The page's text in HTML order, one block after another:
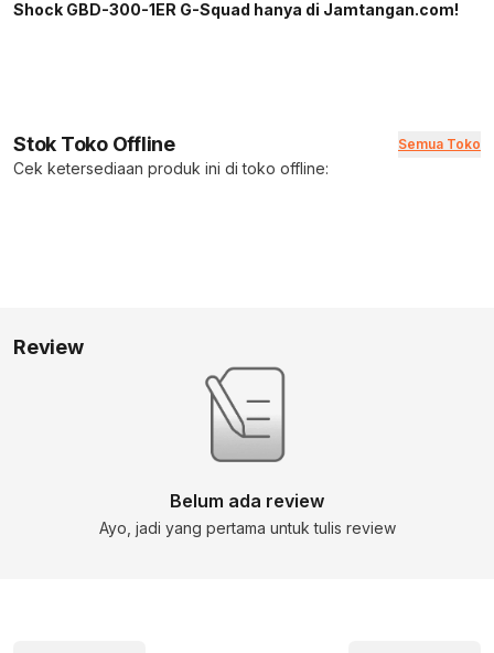
Shock GBD-300-1ER G-Squad hanya di Jamtangan.com!
Stok Toko Offline Semua Toko
Cek ketersediaan produk ini di toko offline:
Review
Belum ada review
Ayo, jadi yang pertama untuk tulis review